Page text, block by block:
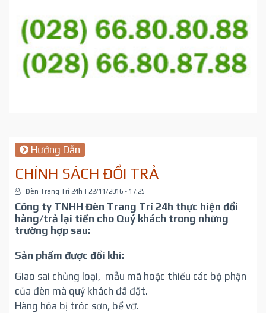
Hướng Dẫn
CHÍNH SÁCH ĐỔI TRẢ
Đèn Trang Trí 24h 22/11/2016 - 17:25
Công ty TNHH Đèn Trang Trí 24h thực hiện đổi
hàng/trả lại tiền cho Quý khách trong những
trường hợp sau:
Sản phẩm được đổi khi:
Giao sai chủng loại, mẫu mã hoặc thiếu các bộ phận
của đèn mà quý khách đã đặt.
Hàng hóa bị tróc sơn, bể vỡ.